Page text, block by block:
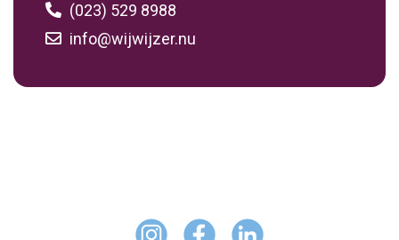
(023) 529 8988
info@wijwijzer.nu